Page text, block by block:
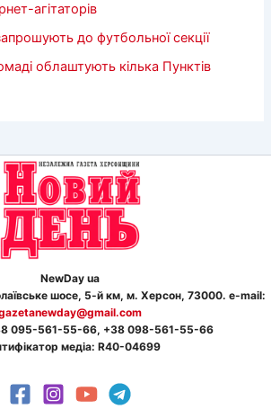
агітаторів
до футбольної секції
облаштують кілька Пунктів
NewDay ua
шосе, 5-й км, м. Херсон, 73000. e-mail:
095-561-55-66, +38 098-561-55-66
медіа: R40-04699